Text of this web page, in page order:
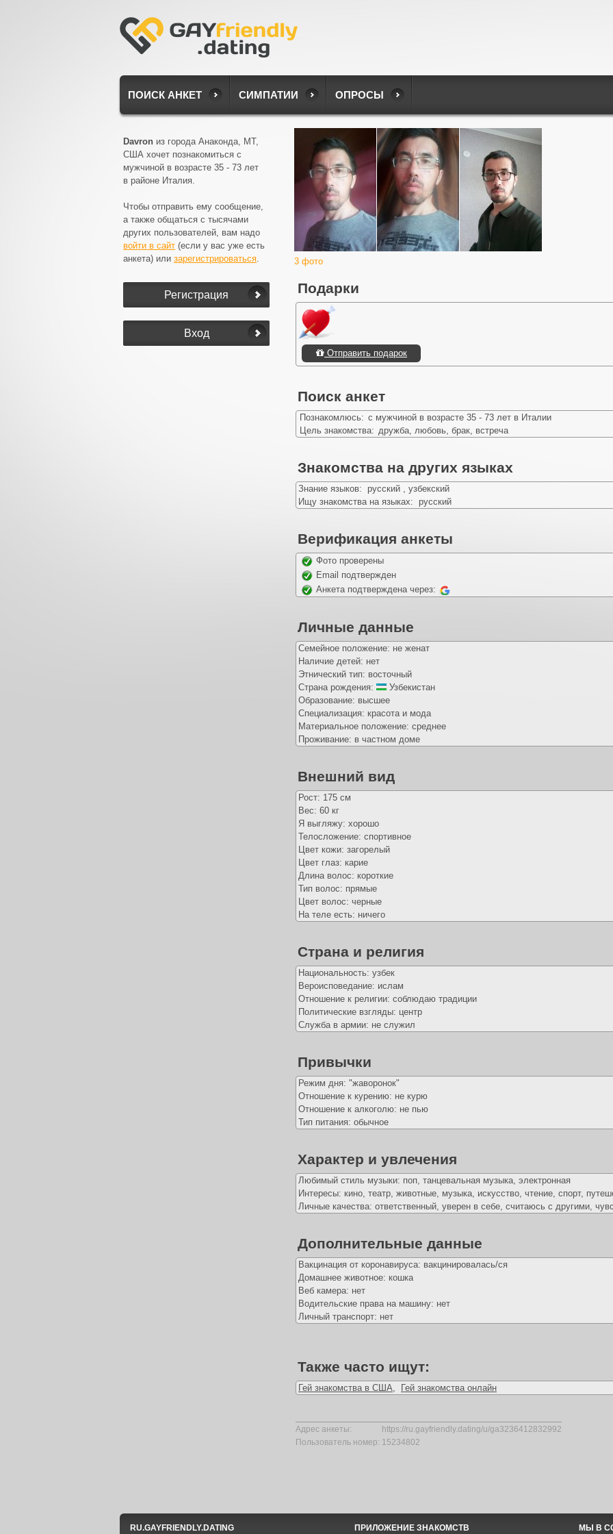
ПОИСК АНКЕТ СИМПАТИИ ОПРОСЫ
Davron из города Анаконда, MT,
США хочет познакомиться с
мужчиной в возрасте 35 - 73 лет
в районе Италия.
Чтобы отправить ему сообщение,
а также общаться с тысячами
других пользователей, вам надо
войти в сайт (если у вас уже есть
анкета) или зарегистрироваться. 3 фото
Подарки
Отправить подарок
Поиск анкет
Познакомлюсь: с мужчиной в возрасте 35 - 73 лет в Италии
Цель знакомства: дружба, любовь, брак, встреча
Знакомства на других языках
Знание языков: русский , узбекский
Ищу знакомства на языках: русский
Верификация анкеты
Фото проверены
Email подтвержден
Анкета подтверждена через:
Личные данные
Семейное положение: не женат
Наличие детей: нет
Этнический тип: восточный
Страна рождения:
Узбекистан
Образование: высшее
Специализация: красота и мода
Материальное положение: среднее
Проживание: в частном доме
Внешний вид
Рост: 175 см
Вес: 60 кг
Я выгляжу: хорошо
Телосложение: спортивное
Цвет кожи: загорелый
Цвет глаз: карие
Длина волос: короткие
Тип волос: прямые
Цвет волос: черные
На теле есть: ничего
Страна и религия
Национальность: узбек
Вероисповедание: ислам
Отношение к религии: соблюдаю традиции
Политические взгляды: центр
Служба в армии: не служил
Привычки
Режим дня: "жаворонок"
Отношение к курению: не курю
Отношение к алкоголю: не пью
Тип питания: обычное
Характер и увлечения
Любимый стиль музыки: поп, танцевальная музыка, электронная
Интересы: кино, театр, животные, музыка, искусcтво, чтение, спорт,
Личные качества: ответственный, уверен в себе, считаюсь с другими,
Дополнительные данные
Вакцинация от коронавируса: вакцинировалась/ся
Домашнее животное: кошка
Веб камера: нет
Водительские права на машину: нет
Личный транспорт: нет
Также часто ищут:
Гей знакомства в США, Гей знакомства онлайн
Адрес анкеты:
https://ru.gayfriendly.dating/u/ga3236412832992
Пользователь номер: 15234802
RU.GAYFRIENDLY.DATING ПРИЛОЖЕНИЕ ЗНАКОМСТВ МЫ В